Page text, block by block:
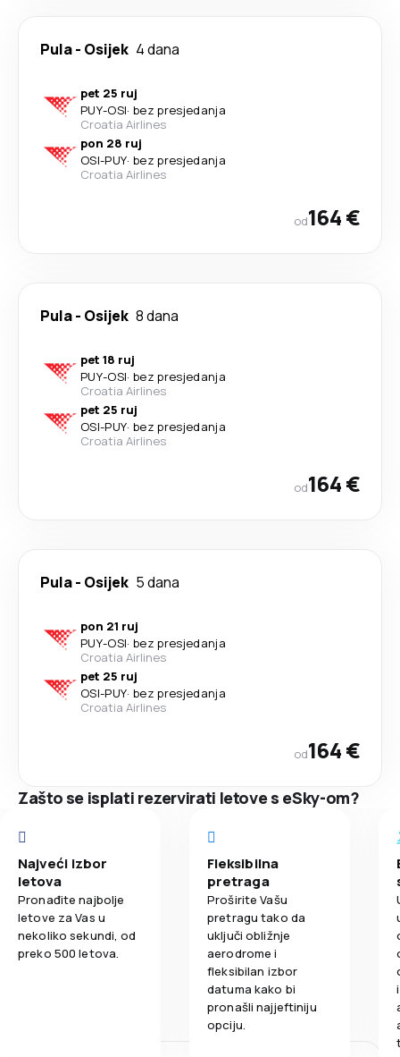
Pula- Osijek 4 dana
pet 25 ruj
PUY-OSI· bez presjedanja
Croatia Airlines
pon 28 ruj
OSI-PUY· bez presjedanja
Croatia Airlines
od164 €
Pula- Osijek 8 dana
pet 18 ruj
PUY-OSI· bez presjedanja
Croatia Airlines
pet 25 ruj
OSI-PUY· bez presjedanja
Croatia Airlines
od164 €
Pula- Osijek 5 dana
pon 21 ruj
PUY-OSI· bez presjedanja
Croatia Airlines
pet 25 ruj
OSI-PUY· bez presjedanja
Croatia Airlines
od164 €
Zašto se isplati rezervirati letove s eSky-om?
Najveći izbor
letova
Pronađite najbolje
letove za Vas u
nekoliko sekundi, od
preko 500 letova.
Fleksibilna
pretraga
Proširite Vašu
pretragu tako da
uključi obližnje
aerodrome i
fleksibilan izbor
datuma kako bi
pronašli najjeftiniju
opciju.